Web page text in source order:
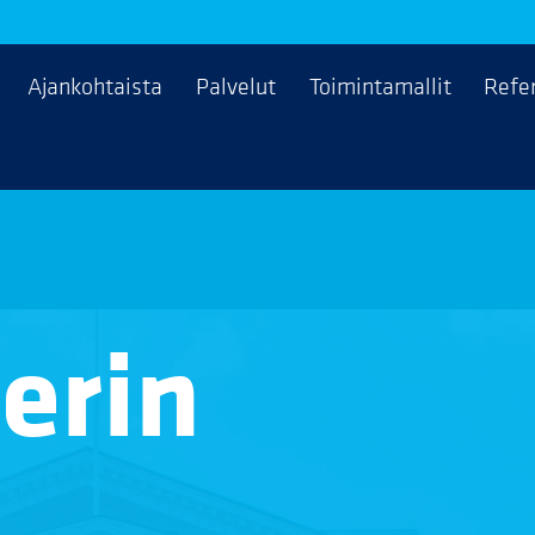
Ajankohtaista Palvelut Toimintamallit